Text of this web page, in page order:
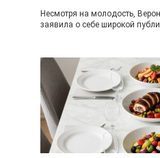
Несмотря на молодость,
заявила о себе широкой